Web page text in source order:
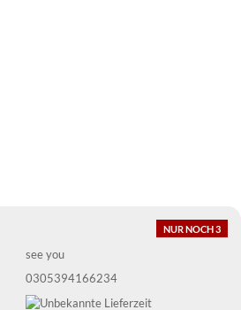
NUR NOCH 3
see you
0305394166234